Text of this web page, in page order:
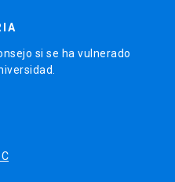
si se ha vulnerado